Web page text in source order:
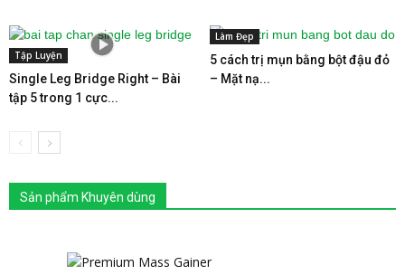
Tập Luyện
Single Leg Bridge Right – Bài
tập 5 trong 1 cực...
Làm Đẹp
5 cách trị mụn bằng bột đậu đỏ
– Mặt nạ...
Sản phẩm Khuyên dùng